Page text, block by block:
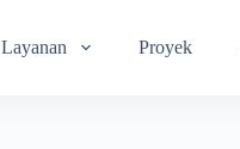
Layanan Proyek